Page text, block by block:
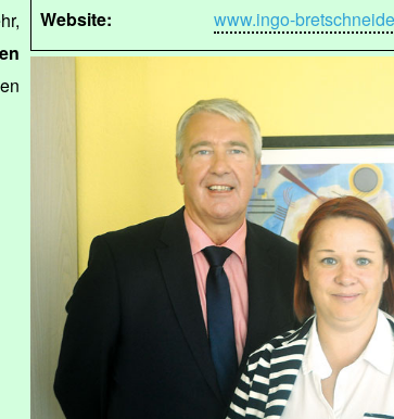
Website:
www.ingo-